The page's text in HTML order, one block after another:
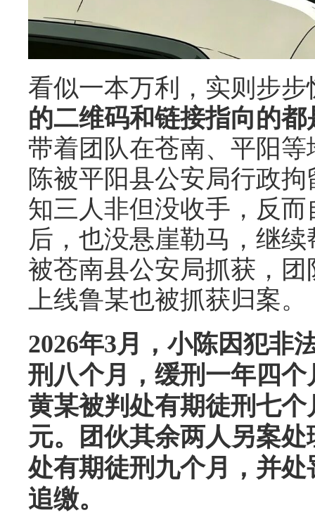
看似一本万利，实则步
的二维码和链接指向的
带着团队在苍南、平阳
陈被平阳县公安局行政
知三人非但没收手，反
后，也没悬崖勒马，继
被苍南县公安局抓获，团
上线鲁某也被抓获归案。
2026年3月，小陈因犯非
刑八个月，缓刑一年四
黄某被判处有期徒刑七
元。团伙其余两人另案
处有期徒刑九个月，并
追缴。